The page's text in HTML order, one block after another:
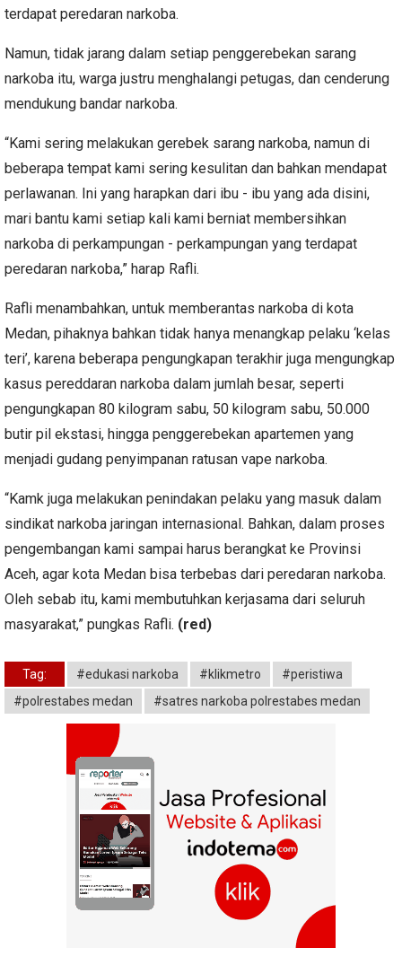
terdapat peredaran narkoba.
Namun, tidak jarang dalam setiap penggerebekan sarang
narkoba itu, warga justru menghalangi petugas, dan cenderung
mendukung bandar narkoba.
“Kami sering melakukan gerebek sarang narkoba, namun di
beberapa tempat kami sering kesulitan dan bahkan mendapat
perlawanan. Ini yang harapkan dari ibu - ibu yang ada disini,
mari bantu kami setiap kali kami berniat membersihkan
narkoba di perkampungan - perkampungan yang terdapat
peredaran narkoba,” harap Rafli.
Rafli menambahkan, untuk memberantas narkoba di kota
Medan, pihaknya bahkan tidak hanya menangkap pelaku ‘kelas
teri’, karena beberapa pengungkapan terakhir juga mengungkap
kasus pereddaran narkoba dalam jumlah besar, seperti
pengungkapan 80 kilogram sabu, 50 kilogram sabu, 50.000
butir pil ekstasi, hingga penggerebekan apartemen yang
menjadi gudang penyimpanan ratusan vape narkoba.
“Kamk juga melakukan penindakan pelaku yang masuk dalam
sindikat narkoba jaringan internasional. Bahkan, dalam proses
pengembangan kami sampai harus berangkat ke Provinsi
Aceh, agar kota Medan bisa terbebas dari peredaran narkoba.
Oleh sebab itu, kami membutuhkan kerjasama dari seluruh
masyarakat,” pungkas Rafli. (red)
Tag: #edukasi narkoba #klikmetro
#peristiwa
#polrestabes medan
#satres narkoba polrestabes medan